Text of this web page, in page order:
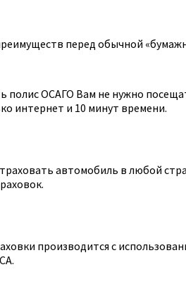
перед обычной
ОСАГО Вам не нужно
интернет и 10 минут времени.
автомобиль в любой
производится с